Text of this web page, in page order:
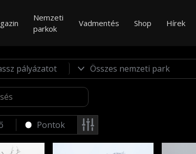
Nemzeti
parkok
Vadmentés Shop Hírek
pályázatot
Pontok